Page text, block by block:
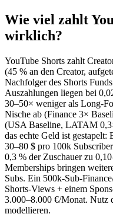
Wie viel zahlt
wirklich?
YouTube Shorts zahlt
(45 % an den Creator,
Nachfolger des Shorts
Auszahlungen liegen bei
30–50× weniger als Long-
Nische ab (Finance 3×
(USA Baseline, LATAM
das echte Geld ist gestapelt:
30–80 $ pro 100k
0,3 % der Zuschauer zu
Memberships bringen
Subs. Ein 500k-Sub-
Shorts-Views + einem
3.000–8.000 €/Monat. Nutz
modellieren.